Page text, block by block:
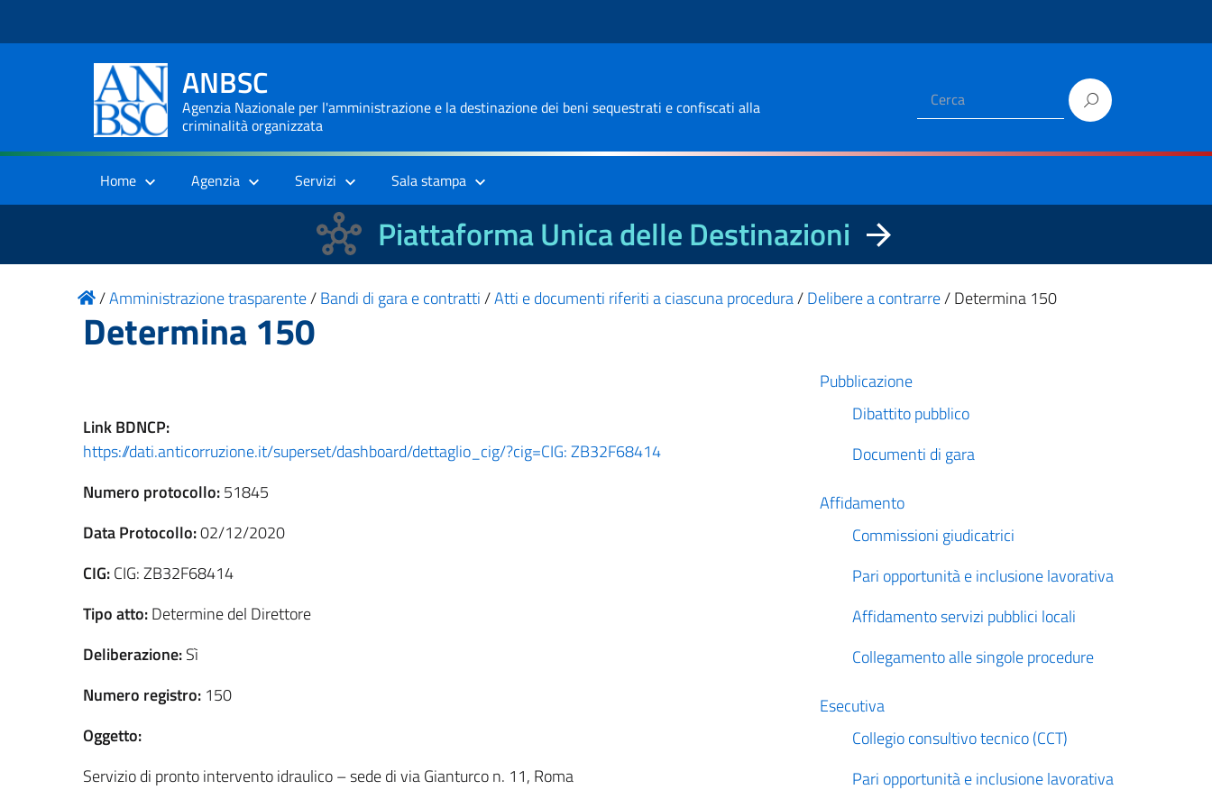
ANBSC
Agenzia Nazionale per l'amministrazione e la destinazione dei beni sequestrati e confiscati alla
criminalità organizzata
Home Agenzia Servizi Sala stampa
Piattaforma Unica delle Destinazioni
/Amministrazione trasparente/Bandi di gara e contratti/Atti e documenti riferiti a ciascuna procedura/Delibere a contrarre/Determina 150
Determina 150
LinkBDNCP:
https://dati.anticorruzione.it/superset/dashboard/dettaglio_cig/?cig=CIG: ZB32F68414
Numero protocollo:51845
Data Protocollo:02/12/2020
CIG:CIG: ZB32F68414
Tipo atto:Determine del Direttore
Deliberazione:Sì
Numero registro: 150
Oggetto:
Servizio di pronto intervento idraulico – sede di via Gianturco n. 11, Roma
Pubblicazione
Dibattito pubblico
Documenti di gara
Affidamento
Commissioni giudicatrici
Pari opportunità e inclusione lavorativa
Affidamento servizi pubblici locali
Collegamento alle singole procedure
Esecutiva
Collegio consultivo tecnico (CCT)
Pari opportunità e inclusione lavorativa